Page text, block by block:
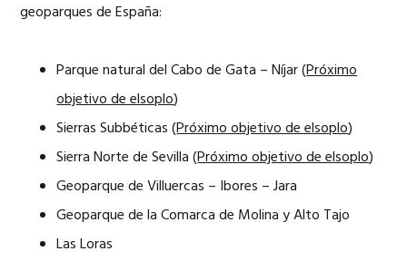
geoparques de España:
Parque natural del Cabo de Gata – Níjar (Próximo
objetivo de elsoplo)
Sierras Subbéticas (Próximo objetivo de elsoplo)
Sierra Norte de Sevilla (Próximo objetivo de elsoplo)
Geoparque de Villuercas – Ibores – Jara
Geoparque de la Comarca de Molina y Alto Tajo
Las Loras